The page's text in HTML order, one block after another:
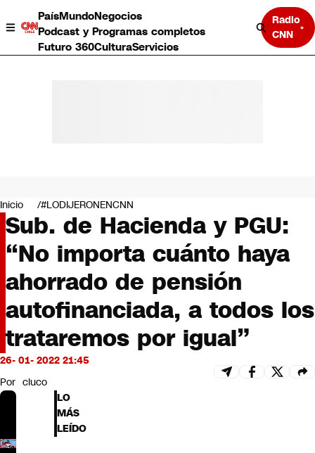
PaísMundoNegocios
Podcast y Programas completos
Futuro 360CulturaServicios
Radio
CNN
Negocios
Deportes
Programas completos
Cultura
Servicios
Bits
CNN tiempo
Futuro 360
Opinión
Inicio #LODIJERONENCNN
Sub. de Hacienda y PGU:
“No importa cuánto haya
ahorrado de pensión
autofinanciada, a todos los
trataremos por igual”
26- 01- 2022 21:45
Por cluco
LO
MÁS
LEÍDO